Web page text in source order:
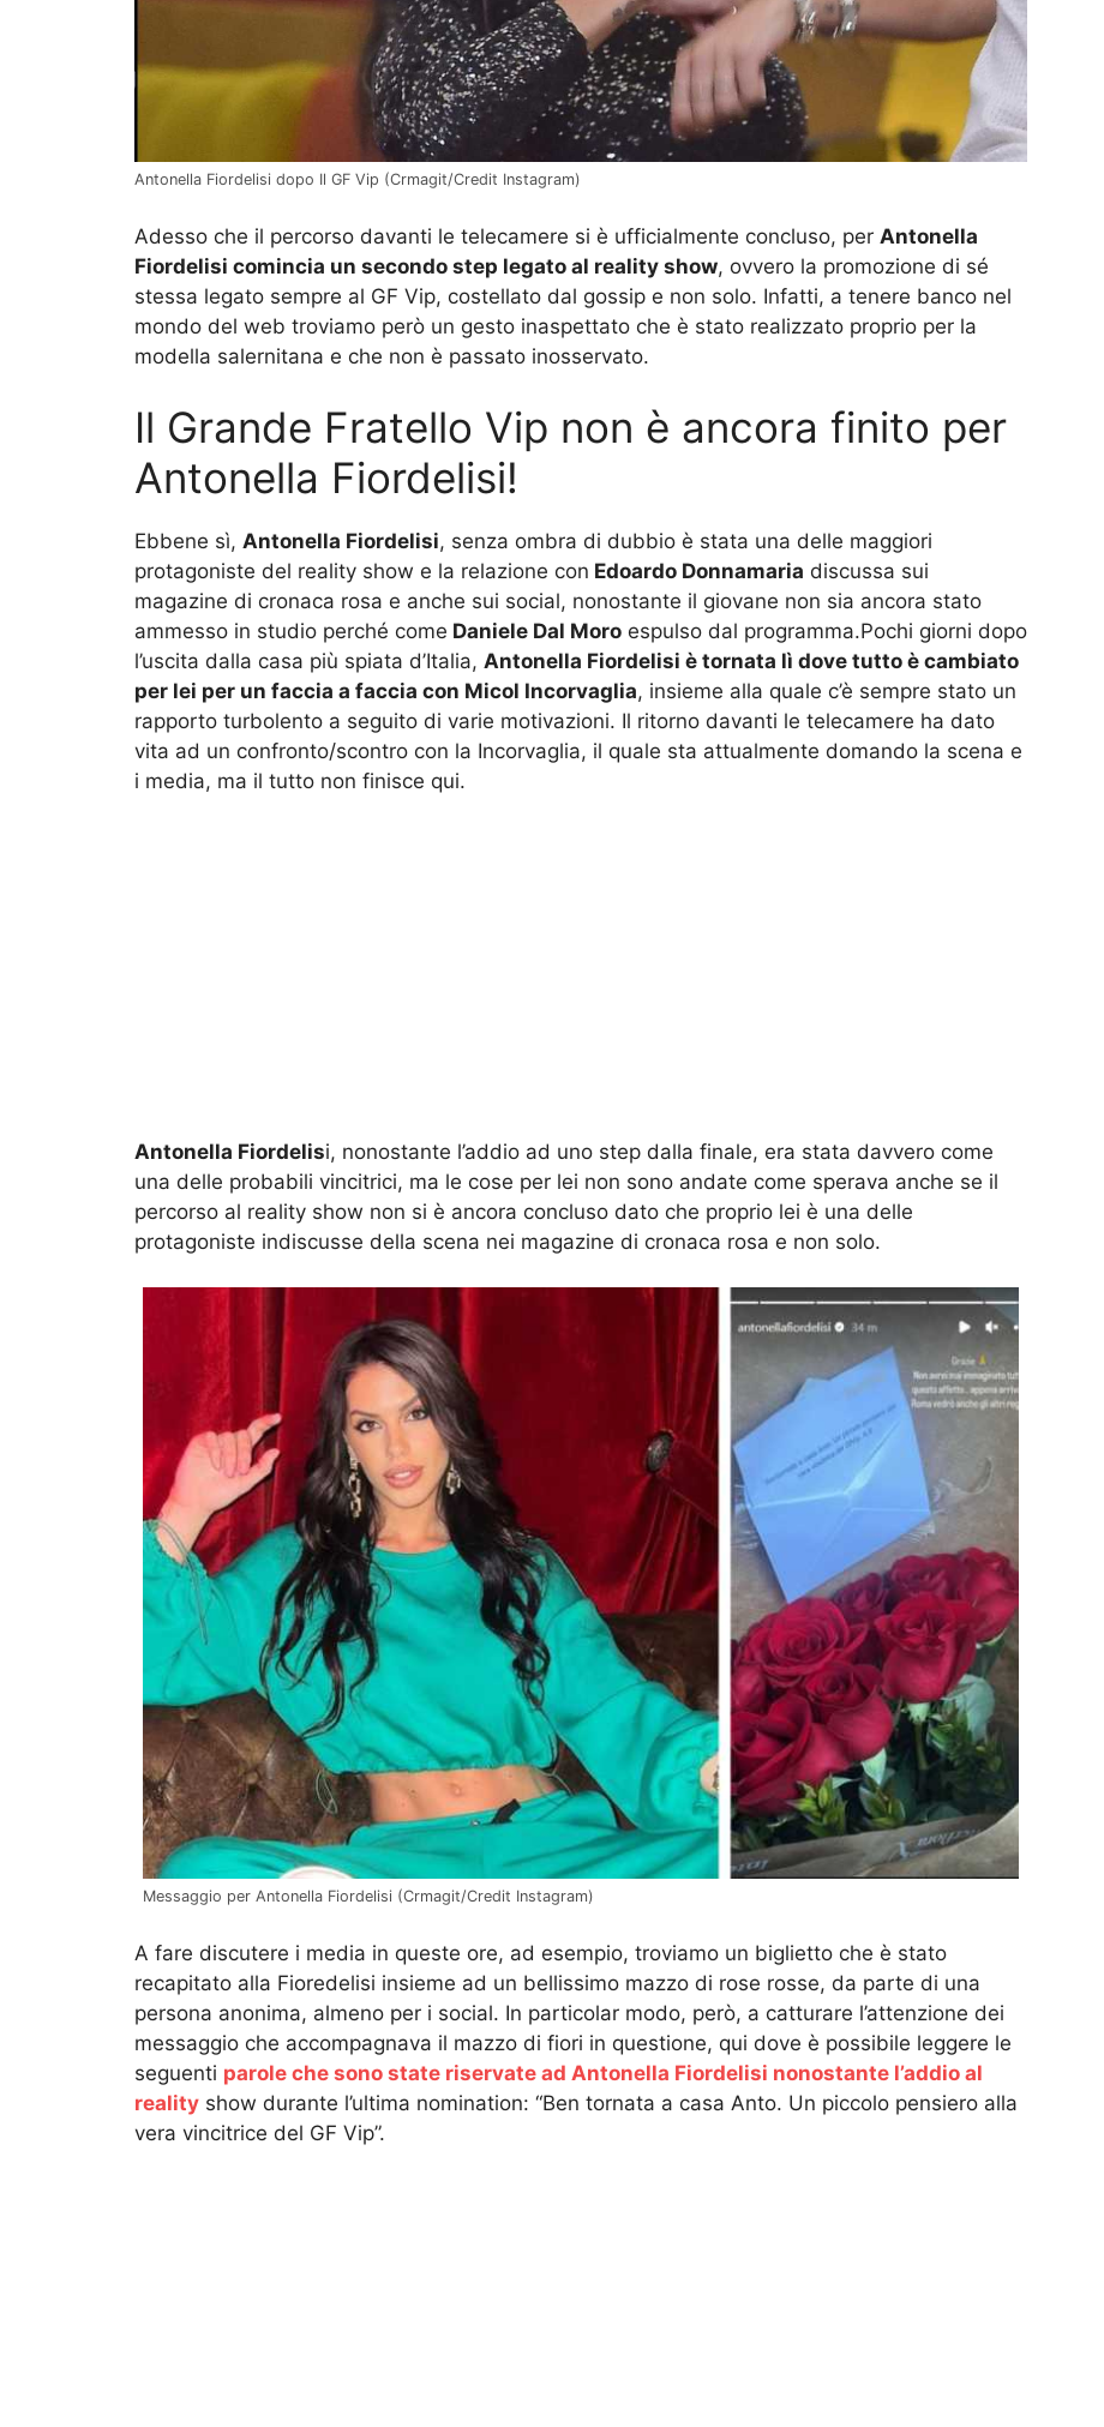
Antonella Fiordelisi dopo Il GF Vip (Crmagit/Credit Instagram)
Adesso che il percorso davanti le telecamere si è ufficialmente concluso, per Antonella
Fiordelisi comincia un secondo step legato al reality show, ovvero la promozione di sé
stessa legato sempre al GF Vip, costellato dal gossip e non solo. Infatti, a tenere banco nel
mondo del web troviamo però un gesto inaspettato che è stato realizzato proprio per la
modella salernitana e che non è passato inosservato.
Il Grande Fratello Vip non è ancora finito per
Antonella Fiordelisi!
Ebbene sì, Antonella Fiordelisi, senza ombra di dubbio è stata una delle maggiori
protagoniste del reality show e la relazione con Edoardo Donnamaria discussa sui
magazine di cronaca rosa e anche sui social, nonostante il giovane non sia ancora stato
ammesso in studio perché come Daniele Dal Moro espulso dal programma.Pochi giorni dopo
l’uscita dalla casa più spiata d’Italia, Antonella Fiordelisi è tornata lì dove tutto è cambiato
per lei per un faccia a faccia con Micol Incorvaglia, insieme alla quale c’è sempre stato un
rapporto turbolento a seguito di varie motivazioni. Il ritorno davanti le telecamere ha dato
vita ad un confronto/scontro con la Incorvaglia, il quale sta attualmente domando la scena e
i media, ma il tutto non finisce qui.
Antonella Fiordelisi, nonostante l’addio ad uno step dalla finale, era stata davvero come
una delle probabili vincitrici, ma le cose per lei non sono andate come sperava anche se il
percorso al reality show non si è ancora concluso dato che proprio lei è una delle
protagoniste indiscusse della scena nei magazine di cronaca rosa e non solo.
Messaggio per Antonella Fiordelisi (Crmagit/Credit Instagram)
A fare discutere i media in queste ore, ad esempio, troviamo un biglietto che è stato
recapitato alla Fioredelisi insieme ad un bellissimo mazzo di rose rosse, da parte di una
persona anonima, almeno per i social. In particolar modo, però, a catturare l’attenzione dei
messaggio che accompagnava il mazzo di fiori in questione, qui dove è possibile leggere le
seguenti parole che sono state riservate ad Antonella Fiordelisi nonostante l’addio al
reality show durante l’ultima nomination: “Ben tornata a casa Anto. Un piccolo pensiero alla
vera vincitrice del GF Vip”.